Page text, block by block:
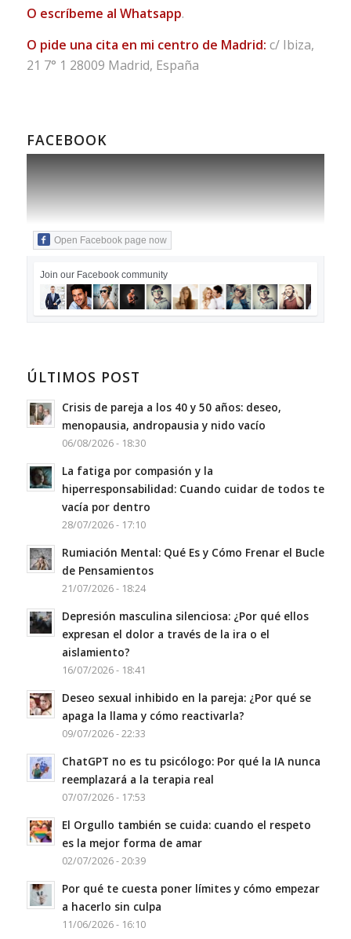
O escríbeme al Whatsapp.
O pide una cita en mi centro de Madrid: c/ Ibiza,
21 7° 1 28009 Madrid, España
FACEBOOK
Open Facebook page now
Join our Facebook community
ÚLTIMOS POST
Crisis de pareja a los 40 y 50 años: deseo,
menopausia, andropausia y nido vacío
06/08/2026 - 18:30
La fatiga por compasión y la
hiperresponsabilidad: Cuando cuidar de todos te
vacía por dentro
28/07/2026 - 17:10
Rumiación Mental: Qué Es y Cómo Frenar el Bucle
de Pensamientos
21/07/2026 - 18:24
Depresión masculina silenciosa: ¿Por qué ellos
expresan el dolor a través de la ira o el
aislamiento?
16/07/2026 - 18:41
Deseo sexual inhibido en la pareja: ¿Por qué se
apaga la llama y cómo reactivarla?
09/07/2026 - 22:33
ChatGPT no es tu psicólogo: Por qué la IA nunca
reemplazará a la terapia real
07/07/2026 - 17:53
El Orgullo también se cuida: cuando el respeto
es la mejor forma de amar
02/07/2026 - 20:39
Por qué te cuesta poner límites y cómo empezar
a hacerlo sin culpa
11/06/2026 - 16:10